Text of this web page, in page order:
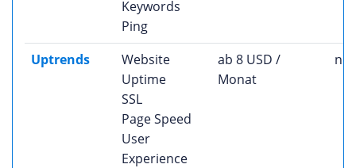
Keywords
Ping
Uptrends
Website
Uptime
SSL
Page Speed
User
Experience
ab 8 USD /
Monat